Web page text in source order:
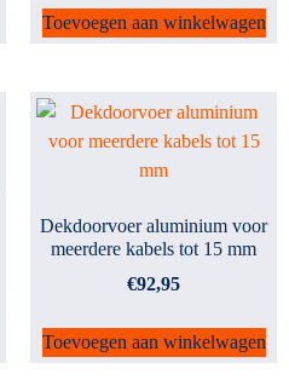
Toevoegen aan winkelwagen
Dekdoorvoer aluminium voor
meerdere kabels tot 15 mm
€92,95
Toevoegen aan winkelwagen